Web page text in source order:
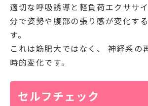
適切な呼吸誘導と軽負荷エクササ
分で姿勢や腹部の張り感が変化す
す。
これは筋肥大ではなく、 神経系の
時的変化です。
セルフチェック